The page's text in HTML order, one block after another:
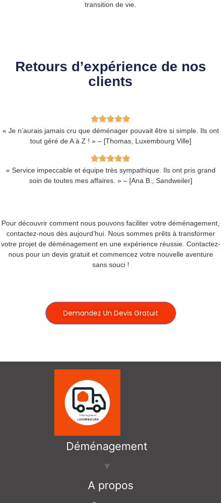
transition de vie.
Retours d’expérience de nos
clients
« Je n’aurais jamais cru que déménager pouvait être si simple. Ils ont
tout géré de A à Z ! » – [Thomas, Luxembourg Ville]
« Service impeccable et équipe très sympathique. Ils ont pris grand
soin de toutes mes affaires. » – [Ana B., Sandweiler]
Pour découvrir comment nous pouvons faciliter votre déménagement,
contactez-nous dès aujourd’hui. Nous sommes prêts à transformer
votre projet de déménagement en une expérience réussie. Contactez-
nous pour un devis gratuitet commencez votre nouvelle aventure
sans souci !
Demandez Un Devis Gratuit
Déménagement
A propos